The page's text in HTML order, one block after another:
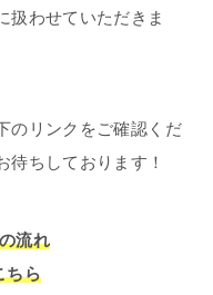
扱わせていただきま
のリンクをご確認くだ
待ちしております！
流れ
ちら